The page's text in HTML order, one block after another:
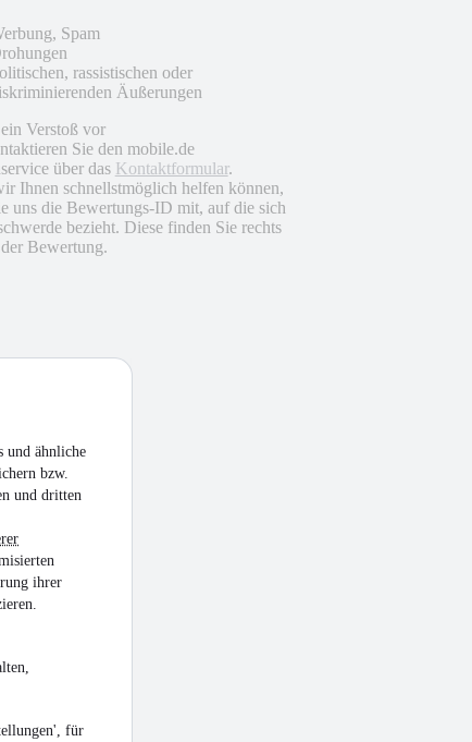
und ähnliche
bzw.
und dritten
ihrer
für
Spam
rassistischen oder
Äußerungen
Verstoß vor
Sie den mobile.de
über das Kontaktformular.
Ihnen schnellstmöglich helfen können,
uns die Bewertungs-ID mit, auf die sich
bezieht. Diese finden Sie rechts
Bewertung.